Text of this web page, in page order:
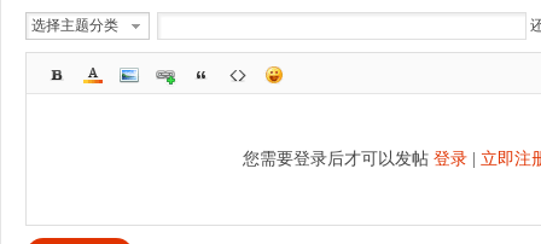
选择主题分类
您需要登录后才可以发帖 登录 立即注